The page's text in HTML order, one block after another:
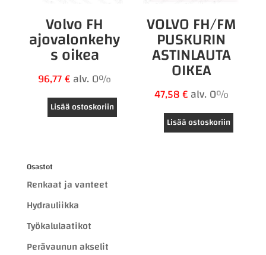
Volvo FH
ajovalonkehy
s oikea
96,77€alv. 0%
Lisää ostoskoriin
VOLVO FH/FM
PUSKURIN
ASTINLAUTA
OIKEA
47,58€alv. 0%
Lisää ostoskoriin
Osastot
Renkaat ja vanteet
Hydrauliikka
Työkalulaatikot
Perävaunun akselit